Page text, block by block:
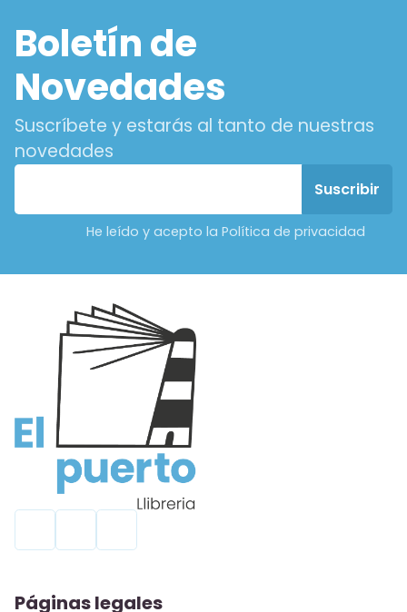
Boletín de
Novedades
Suscríbete y estarás al tanto de nuestras
novedades
He leído y acepto la Política de privacidad
Páginas legales